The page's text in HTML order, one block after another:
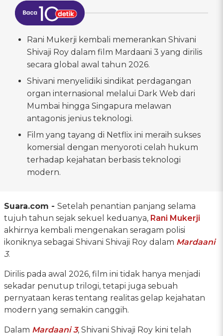
Rani Mukerji kembali memerankan Shivani
Shivaji Roy dalam film Mardaani 3 yang dirilis
secara global awal tahun 2026.
Shivani menyelidiki sindikat perdagangan
organ internasional melalui Dark Web dari
Mumbai hingga Singapura melawan
antagonis jenius teknologi.
Film yang tayang di Netflix ini meraih sukses
komersial dengan menyoroti celah hukum
terhadap kejahatan berbasis teknologi
modern.
Suara.com - Setelah penantian panjang selama
tujuh tahun sejak sekuel keduanya, Rani Mukerji
akhirnya kembali mengenakan seragam polisi
ikoniknya sebagai Shivani Shivaji Roy dalam Mardaani
3.
Dirilis pada awal 2026, film ini tidak hanya menjadi
sekadar penutup trilogi, tetapi juga sebuah
pernyataan keras tentang realitas gelap kejahatan
modern yang semakin canggih.
Dalam Mardaani 3, Shivani Shivaji Roy kini telah